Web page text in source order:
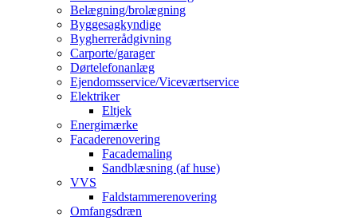
Belægning/brolægning
Byggesagkyndige
Bygherrerådgivning
Carporte/garager
Dørtelefonanlæg
Ejendomsservice/Viceværtservice
Elektriker
Eltjek
Energimærke
Facaderenovering
Facademaling
Sandblæsning (af huse)
VVS
Faldstammerenovering
Omfangsdræn